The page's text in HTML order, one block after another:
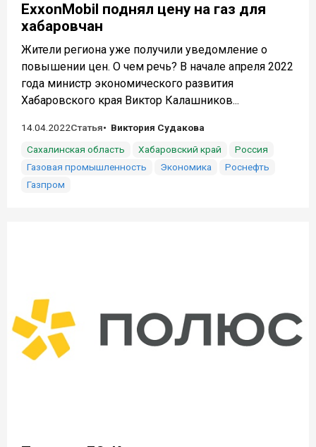
ExxonMobil поднял цену на газ для
хабаровчан
Жители региона уже получили уведомление о
повышении цен. О чем речь? В начале апреля 2022
года министр экономического развития
Хабаровского края Виктор Калашников...
14.04.2022Статья
Виктория Судакова
Сахалинская область
Хабаровский край
Россия
Газовая промышленность
Экономика
Роснефть
Газпром